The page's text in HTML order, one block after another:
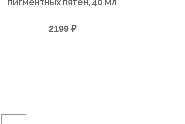
пигментных пятен, 40 мл
2199 ₽